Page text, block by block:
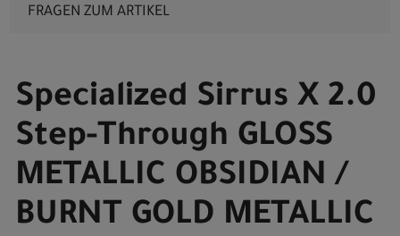
FRAGEN ZUM ARTIKEL
Specialized Sirrus X 2.0
Step-Through GLOSS
METALLIC OBSIDIAN /
BURNT GOLD METALLIC